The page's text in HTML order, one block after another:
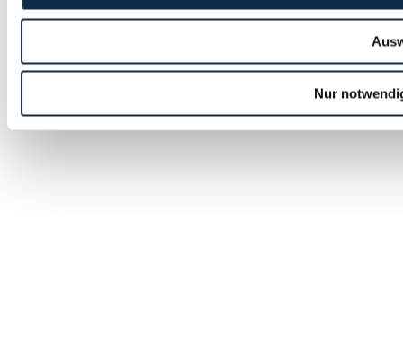
Nur